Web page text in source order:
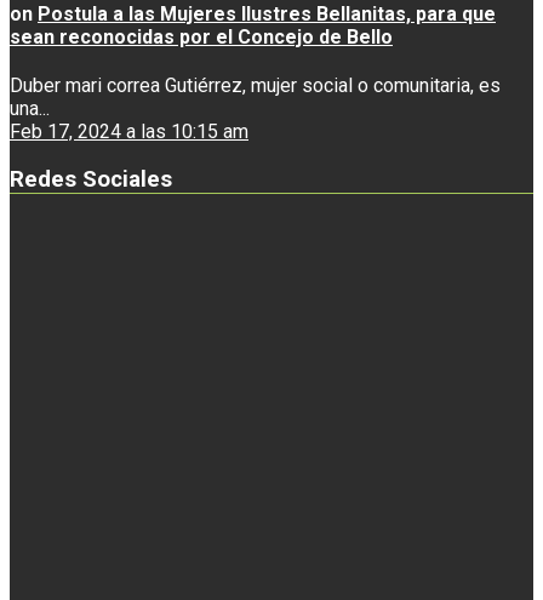
on Postula a las Mujeres Ilustres Bellanitas, para que
sean reconocidas por el Concejo de Bello
Duber mari correa Gutiérrez, mujer social o comunitaria, es
una...
Feb 17, 2024 a las 10:15 am
Redes Sociales